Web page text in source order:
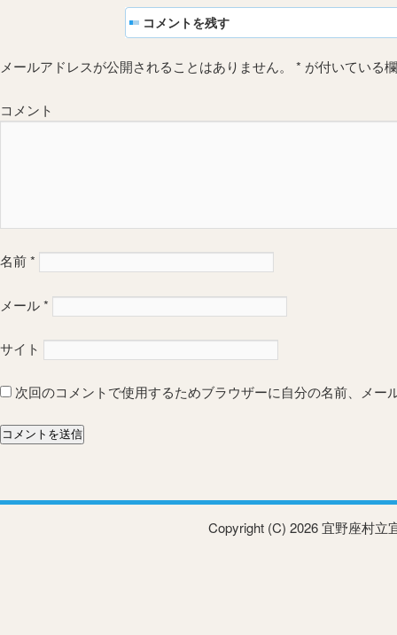
コメントを残す
メールアドレスが公開されることはありません。 * が付いている
コメント
名前*
メール*
サイト
次回のコメントで使用するためブラウザーに自分の名前、メー
Copyright (C) 2026 宜野座村立